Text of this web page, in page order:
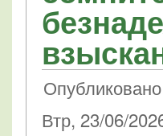
Втр, 23/06/